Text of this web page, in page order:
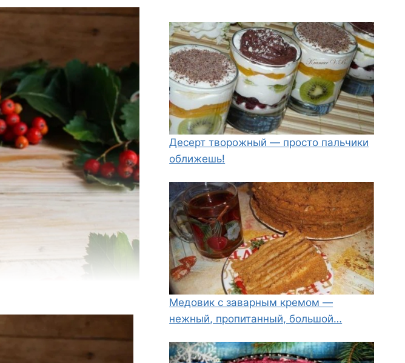
Десерт творожный — просто пальчики
оближешь!
Медовик с заварным кремом —
нежный, пропитанный, большой…